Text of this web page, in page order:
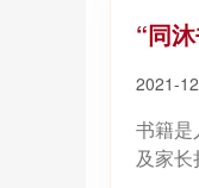
“同
2021-
书籍
及家长